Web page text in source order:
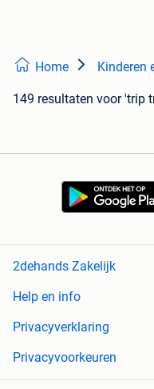
Home Kinderen
149 resultaten voor 'trip
2dehands Zakelijk
Help en info
Privacyverklaring
Privacyvoorkeuren